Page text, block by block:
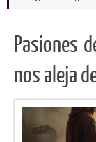
Pasiones
nos aleja